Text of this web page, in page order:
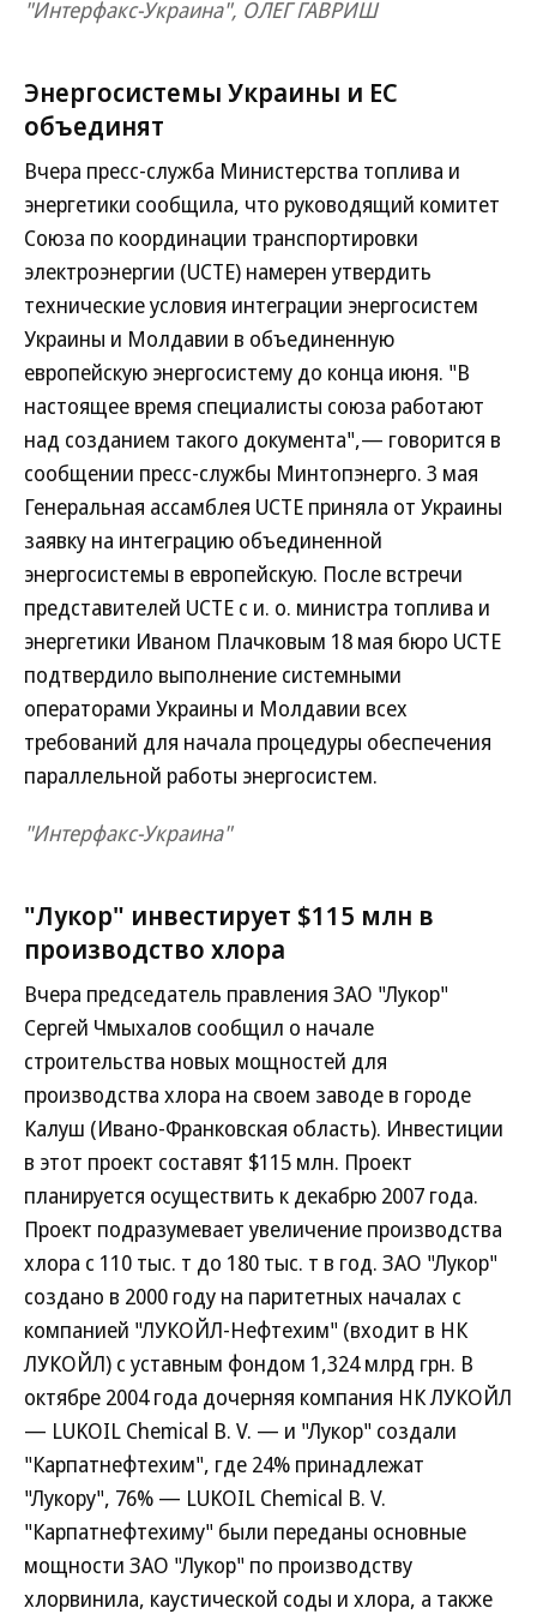
"Интерфакс-Украина", ОЛЕГ ГАВРИШ
Энергосистемы Украины и ЕС
объединят
Вчера пресс-служба Министерства топлива и
энергетики сообщила, что руководящий комитет
Союза по координации транспортировки
электроэнергии (UCTE) намерен утвердить
технические условия интеграции энергосистем
Украины и Молдавии в объединенную
европейскую энергосистему до конца июня. "В
настоящее время специалисты союза работают
над созданием такого документа",— говорится в
сообщении пресс-службы Минтопэнерго. 3 мая
Генеральная ассамблея UCTE приняла от Украины
заявку на интеграцию объединенной
энергосистемы в европейскую. После встречи
представителей UCTE с и. о. министра топлива и
энергетики Иваном Плачковым 18 мая бюро UCTE
подтвердило выполнение системными
операторами Украины и Молдавии всех
требований для начала процедуры обеспечения
параллельной работы энергосистем.
"Интерфакс-Украина"
"Лукор" инвестирует $115 млн в
производство хлора
Вчера председатель правления ЗАО "Лукор"
Сергей Чмыхалов сообщил о начале
строительства новых мощностей для
производства хлора на своем заводе в городе
Калуш (Ивано-Франковская область). Инвестиции
в этот проект составят $115 млн. Проект
планируется осуществить к декабрю 2007 года.
Проект подразумевает увеличение производства
хлора с 110 тыс. т до 180 тыс. т в год. ЗАО "Лукор"
создано в 2000 году на паритетных началах с
компанией "ЛУКОЙЛ-Нефтехим" (входит в НК
ЛУКОЙЛ) с уставным фондом 1,324 млрд грн. В
октябре 2004 года дочерняя компания НК ЛУКОЙЛ
— LUKOIL Chemical B. V. — и "Лукор" создали
"Карпатнефтехим", где 24% принадлежат
"Лукору", 76% — LUKOIL Chemical B. V.
"Карпатнефтехиму" были переданы основные
мощности ЗАО "Лукор" по производству
хлорвинила, каустической соды и хлора, а также